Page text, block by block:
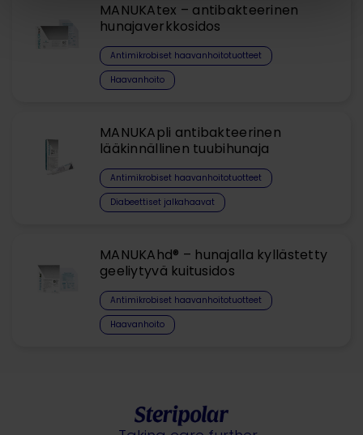
MANUKAtex – antibakteerinen
hunajaverkkosidos
Antimikrobiset haavanhoitotuotteet
Haavanhoito
MANUKApli antibakteerinen
lääkinnällinen tuubihunaja
Antimikrobiset haavanhoitotuotteet
Diabeettiset jalkahaavat
MANUKAhd® – hunajalla kyllästetty
geeliytyvä kuitusidos
Antimikrobiset haavanhoitotuotteet
Haavanhoito